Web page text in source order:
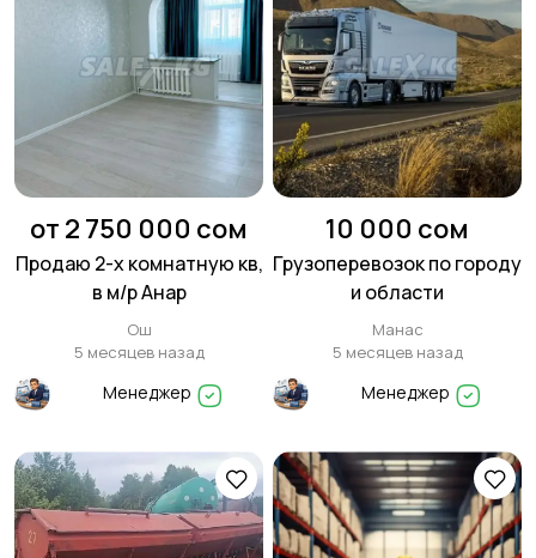
от 2 750 000 сом
Продаю 2-х комнатную кв,
в м/р Анар
Ош
5 месяцев назад
Менеджер
10 000 сом
Грузоперевозок по городу
и области
Манас
5 месяцев назад
Менеджер